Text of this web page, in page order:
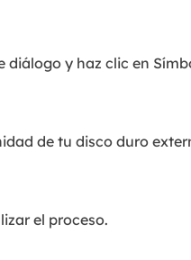
diálogo y haz clic en
de tu disco duro
el proceso.